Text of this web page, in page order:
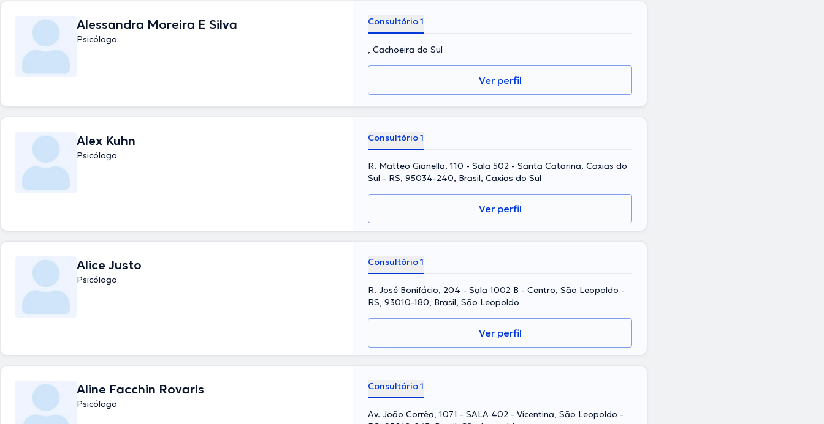
Alessandra Moreira E Silva
Psicólogo
Consultório 1
, Cachoeira do Sul
Ver perfil
Alex Kuhn
Psicólogo
Consultório 1
R. Matteo Gianella, 110 - Sala 502 - Santa Catarina, Caxias do
Sul - RS, 95034-240, Brasil, Caxias do Sul
Ver perfil
Alice Justo
Psicólogo
Consultório 1
R. José Bonifácio, 204 - Sala 1002 B - Centro, São Leopoldo -
RS, 93010-180, Brasil, São Leopoldo
Ver perfil
Aline Facchin Rovaris
Psicólogo
Consultório 1
Av. João Corrêa, 1071 - SALA 402 - Vicentina, São Leopoldo -